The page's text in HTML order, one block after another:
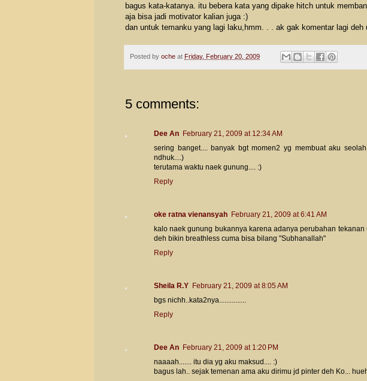
bagus kata-katanya. itu bebera kata yang dipake hitch untuk
aja bisa jadi motivator kalian juga :)
dan untuk temanku yang lagi laku,hmm. . . ak gak komentar lagi deh
Posted by oche at Friday, February 20, 2009
5 comments:
Dee An February 21, 2009 at 12:34 AM
sering banget.... banyak bgt momen2 yg membuat aku
ndhuk....)
terutama waktu naek gunung.... :)
Reply
oke ratna vienansyah February 21, 2009 at 6:41 AM
kalo naek gunung bukannya karena adanya perubahan
deh bikin breathless cuma bisa bilang "Subhanallah"
Reply
Sheila R.Y February 21, 2009 at 8:05 AM
bgs nichh..kata2nya...............
Reply
Dee An February 21, 2009 at 1:20 PM
naaaah....... itu dia yg aku maksud.... :)
bagus lah.. sejak temenan ama aku dirimu jd pinter deh Ko...